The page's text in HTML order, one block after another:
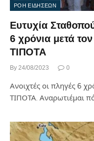
ΡΟΗ ΕΙΔΗΣΕΩΝ
Ευτυχία
6 χρόνια μετά
ΤΙΠΟΤΑ
By 24/08/2023 0
Ανοιχτές οι πληγές 6
ΤΙΠΟΤΑ. Αναρωτιέμαι